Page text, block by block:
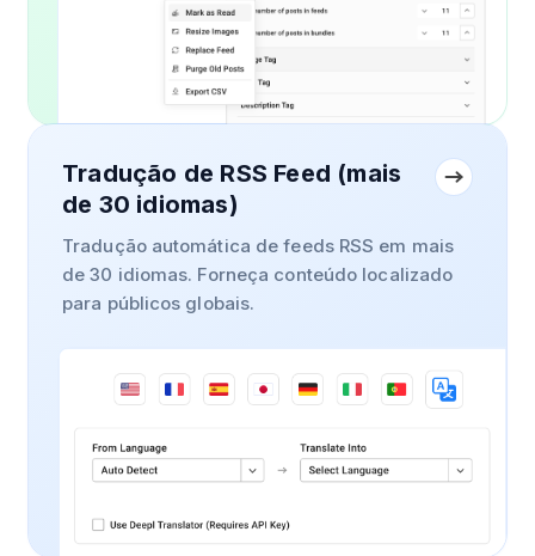
Tradução de RSS Feed (mais
de 30 idiomas)
Tradução automática de feeds RSS em mais
de 30 idiomas. Forneça conteúdo localizado
para públicos globais.